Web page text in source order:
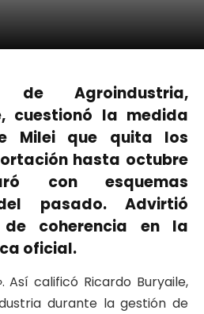
de Agroindustria,
cuestionó la medida
Milei que quita los
hasta octubre
con esquemas
pasado. Advirtió
coherencia en la
oficial.
Así calificó Ricardo Buryaile,
durante la gestión de